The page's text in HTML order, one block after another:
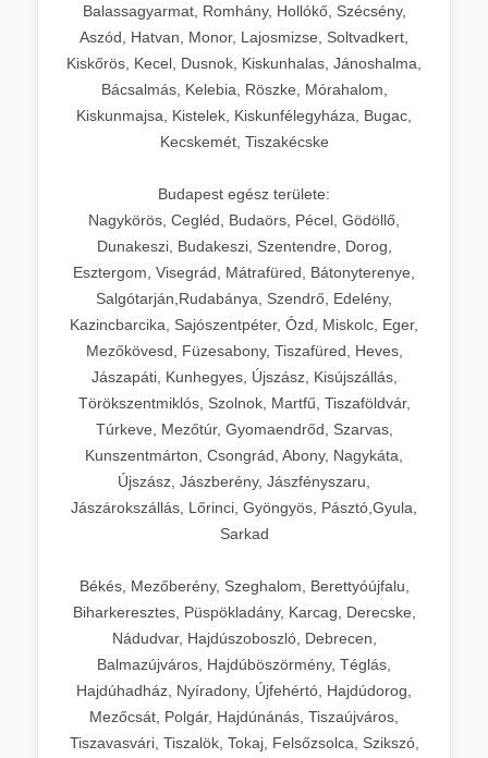
Balassagyarmat, Romhány, Hollókő, Szécsény,
Aszód, Hatvan, Monor, Lajosmizse, Soltvadkert,
Kiskőrös, Kecel, Dusnok, Kiskunhalas, Jánoshalma,
Bácsalmás, Kelebia, Röszke, Mórahalom,
Kiskunmajsa, Kistelek, Kiskunfélegyháza, Bugac,
Kecskemét, Tiszakécske
Budapest egész területe:
Nagykörös, Cegléd, Budaörs, Pécel, Gödöllő,
Dunakeszi, Budakeszi, Szentendre, Dorog,
Esztergom, Visegrád, Mátrafüred, Bátonyterenye,
Salgótarján,Rudabánya, Szendrő, Edelény,
Kazincbarcika, Sajószentpéter, Ózd, Miskolc, Eger,
Mezőkövesd, Füzesabony, Tiszafüred, Heves,
Jászapáti, Kunhegyes, Újszász, Kisújszállás,
Törökszentmiklós, Szolnok, Martfű, Tiszaföldvár,
Túrkeve, Mezőtúr, Gyomaendrőd, Szarvas,
Kunszentmárton, Csongrád, Abony, Nagykáta,
Újszász, Jászberény, Jászfényszaru,
Jászárokszállás, Lőrinci, Gyöngyös, Pásztó,Gyula,
Sarkad
Békés, Mezőberény, Szeghalom, Berettyóújfalu,
Biharkeresztes, Püspökladány, Karcag, Derecske,
Nádudvar, Hajdúszoboszló, Debrecen,
Balmazújváros, Hajdúböszörmény, Téglás,
Hajdúhadház, Nyíradony, Újfehértó, Hajdúdorog,
Mezőcsát, Polgár, Hajdúnánás, Tiszaújváros,
Tiszavasvári, Tiszalök, Tokaj, Felsőzsolca, Szikszó,